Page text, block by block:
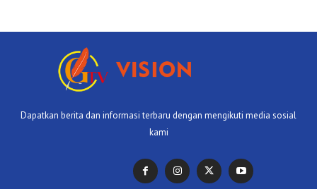
Dapatkan berita dan informasi terbaru dengan mengikuti media sosial
kami